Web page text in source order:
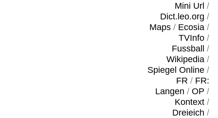
Mini Url /
Dict.leo.org /
Maps/ Ecosia/
TVInfo/
Fussball
/
Wikipedia/
Spiegel Online/
FR / FR:
Langen / OP /
Kontext/
Dreieich /